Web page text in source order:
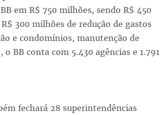
em R$ 750 milhões, sendo R$ 450
300 milhões de redução de gastos
e condomínios, manutenção de
BB conta com 5.430 agências e 1.791
fechará 28 superintendências